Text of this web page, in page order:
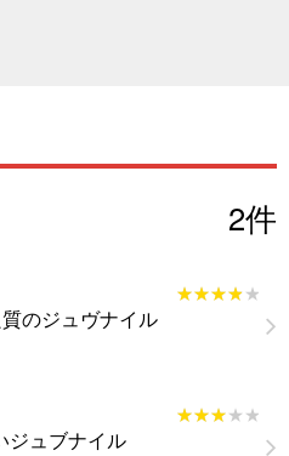
2件
★★★★★
★★★★★
のジュヴナイル
★★★★★
★★★★★
ジュブナイル